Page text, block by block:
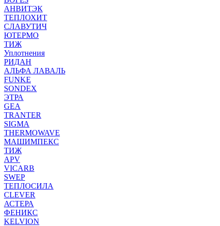
АНВИТЭК
ТЕПЛОХИТ
СЛАВУТИЧ
ЮТЕРМО
ТИЖ
Уплотнения
РИДАН
АЛЬФА ЛАВАЛЬ
FUNKE
SONDEX
ЭТРА
GEA
TRANTER
SIGMA
THERMOWAVE
МАШИМПЕКС
ТИЖ
APV
VICARB
SWEP
ТЕПЛОСИЛА
CLEVER
АСТЕРА
ФЕНИКС
KELVION